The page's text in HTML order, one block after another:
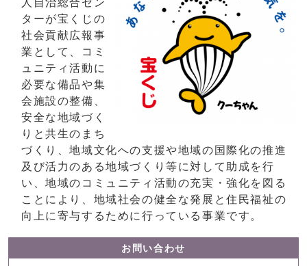
人自治総合セン
ターが宝くじの
社会貢献広報事
業として、コミ
ュニティ活動に
必要な備品や集
会施設の整備、
安全な地域づく
りと共生のまち
づくり、地域文化への支援や地域の国際化の推進
及び活力のある地域づくり等に対して助成を行
い、地域のコミュニティ活動の充実・強化を図る
ことにより、地域社会の健全な発展と住民福祉の
向上に寄与するために行っている事業です。
お問い合わせ